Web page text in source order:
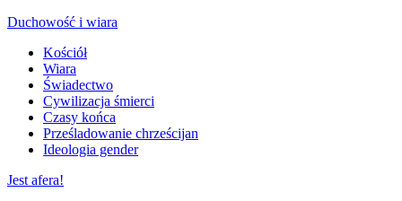
Duchowość i wiara
Kościół
Wiara
Świadectwo
Cywilizacja śmierci
Czasy końca
Prześladowanie chrześcijan
Ideologia gender
Jest afera!